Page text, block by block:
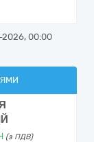
00:00
(з ПДВ)